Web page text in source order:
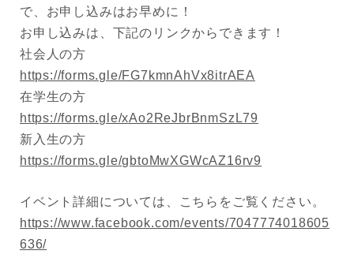
で、お申し込みはお早めに！
お申し込みは、下記のリンクからできます！
社会人の方
https://forms.gle/FG7kmnAhVx8itrAEA
在学生の方
https://forms.gle/xAo2ReJbrBnmSzL79
新入生の方
https://forms.gle/gbtoMwXGWcAZ16rv9
イベント詳細については、こちらをご覧ください。
https://www.facebook.com/events/7047774018605
636/